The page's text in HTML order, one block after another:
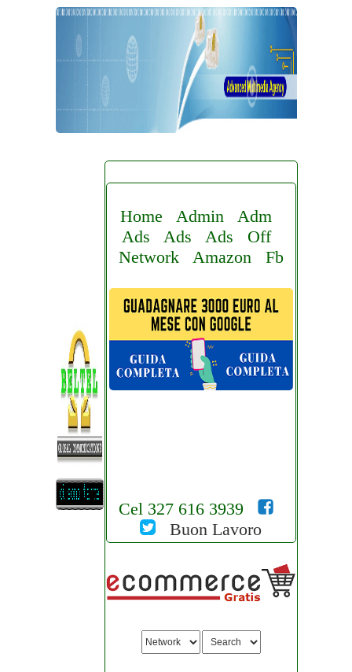
Home Admin
Adm
Ads
Ads Ads
Off
Network
Amazon Fb
Cel 327 616 3939
Buon Lavoro